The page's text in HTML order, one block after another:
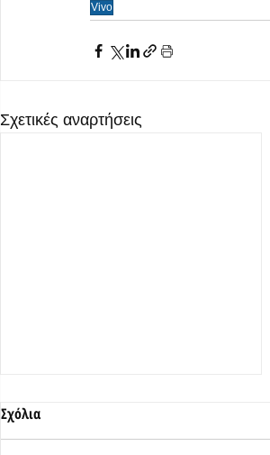
Vivo
Σχετικές αναρτήσεις
Σχόλια